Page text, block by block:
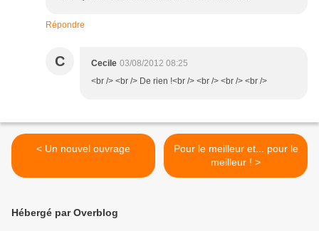
Répondre
C Cecile 03/08/2012 08:25
<br /> <br /> De rien !<br /> <br /> <br /> <br />
< Un nouvel ouvrage
Pour le meilleur et... pour le
meilleur ! >
Hébergé par Overblog